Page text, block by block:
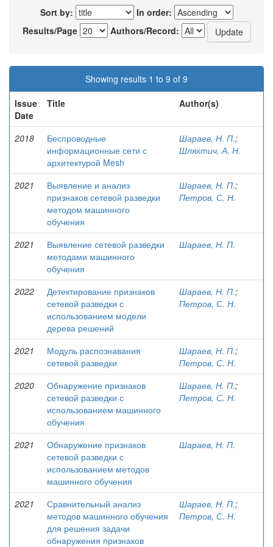
Sort by:
In order:
Results/Page
Authors/Record:
Showing results 1 to 9 of 9
Issue
Date
Title Author(s)
2018
Беспроводные
информационные сети с
архитектурой Mesh
Шараев, Н. П.;
Шляхтич, А. Н.
2021
Выявление и анализ
признаков сетевой разведки
методом машинного
обучения
Шараев, Н. П.;
Петров, С. Н.
2021
Выявление сетевой разведки
методами машинного
обучения
Шараев, Н. П.
2022
Детектирование признаков
сетевой разведки с
использованием модели
дерева решений
Шараев, Н. П.;
Петров, С. Н.
2021
Модуль распознавания
сетевой разведки
Шараев, Н. П.;
Петров, С. Н.
2020
Обнаружение признаков
сетевой разведки с
использованием машинного
обучения
Шараев, Н. П.;
Петров, С. Н.
2021
Обнаружение признаков
сетевой разведки с
использованием методов
машинного обучения
Шараев, Н. П.
2021
Сравнительный анализ
методов машинного обучения
для решения задачи
обнаружения признаков
Шараев, Н. П.;
Петров, С. Н.